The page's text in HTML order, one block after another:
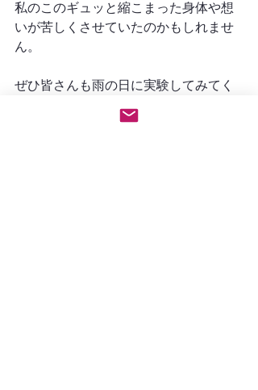
私のこのギュッと縮こまった身体や想
いが苦しくさせていたのかもしれませ
ん。
ぜひ皆さんも雨の日に実験してみてく